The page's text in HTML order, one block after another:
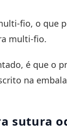
fio, o que
multi-fio.
é que o
na
sutura